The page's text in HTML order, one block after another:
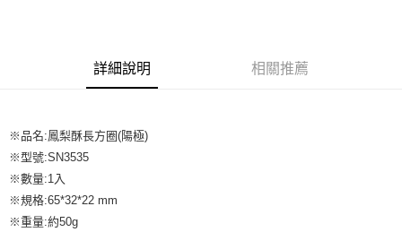
相關說明
【關於「AFTEE先享後付」】
AFTEE先享後付是「在收到商品之後才付款」的支付方式。 讓您購物簡單
便利好安心！
１．簡單：不需註冊會員、不需綁卡、不需儲值。
２．便利：只要手機號碼，簡訊認證，即可結帳。
ATM付款
運送方式
詳細說明 相關推薦
※品名:鳳梨酥長方圈(陽極)
※型號:SN3535
※數量:1入
※規格:65*32*22 mm
※重量:約50g